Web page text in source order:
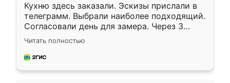
Кухню здесь заказали. Эскизы прислали в
телеграмм. Выбрали наиболее подходящий.
Согласовали день для замера. Через 3
недели кухня была уже готова. Остались
довольны работой. Спасибо Ренессанс
мебель за качественную работу!
Читать полностью